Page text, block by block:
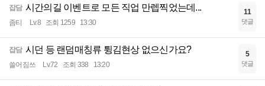
잡담 시간의길 이벤트로 모든 직업 만렙찍었는데...
좀티 Lv.8 조회 1259 13:30
11
댓글
잡담 시던 등 랜덤매칭류 튕김현상 없으신가요?
쓸어짐쓰 Lv.72 조회 338 13:20
5
댓글